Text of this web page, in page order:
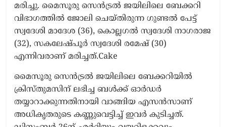
മരിച്ചു. മൈസൂരു സെൻട്രൽ ജയിലിലെ ബേക്കറി
വിഭാഗത്തിൽ ജോലി ചെയ്തിരുന്ന ഗുണ്ടൽ പേട്ട്
സ്വദേശി മാദേശ (36), കൊല്ലഗൽ സ്വദേശി നാഗരാജ
(32), സകലേഷ്പൂർ സ്വദേശി രമേഷ് (30)
എന്നിവരാണ് മരിച്ചത്.Cake
മൈസൂരു സെൻട്രൽ ജയിലിലെ ബേക്കറിയിൽ
ക്രിസ്തുമസിന് ലഭിച്ച ബൾക്ക് ഓർഡർ
തയ്യാറാക്കുന്നതിനായി വാങ്ങിയ എസൻസാണ്
അധികൃതരുടെ കണ്ണുവെട്ടിച്ച് ഇവർ കുടിച്ചത്.